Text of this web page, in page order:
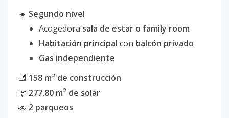
🔹 Segundo nivel
Acogedora sala de estar o family room
Habitación principal con balcón privado
Gas independiente
📐 158 m² de construcción
🌿 277.80 m² de solar
🚗 2 parqueos